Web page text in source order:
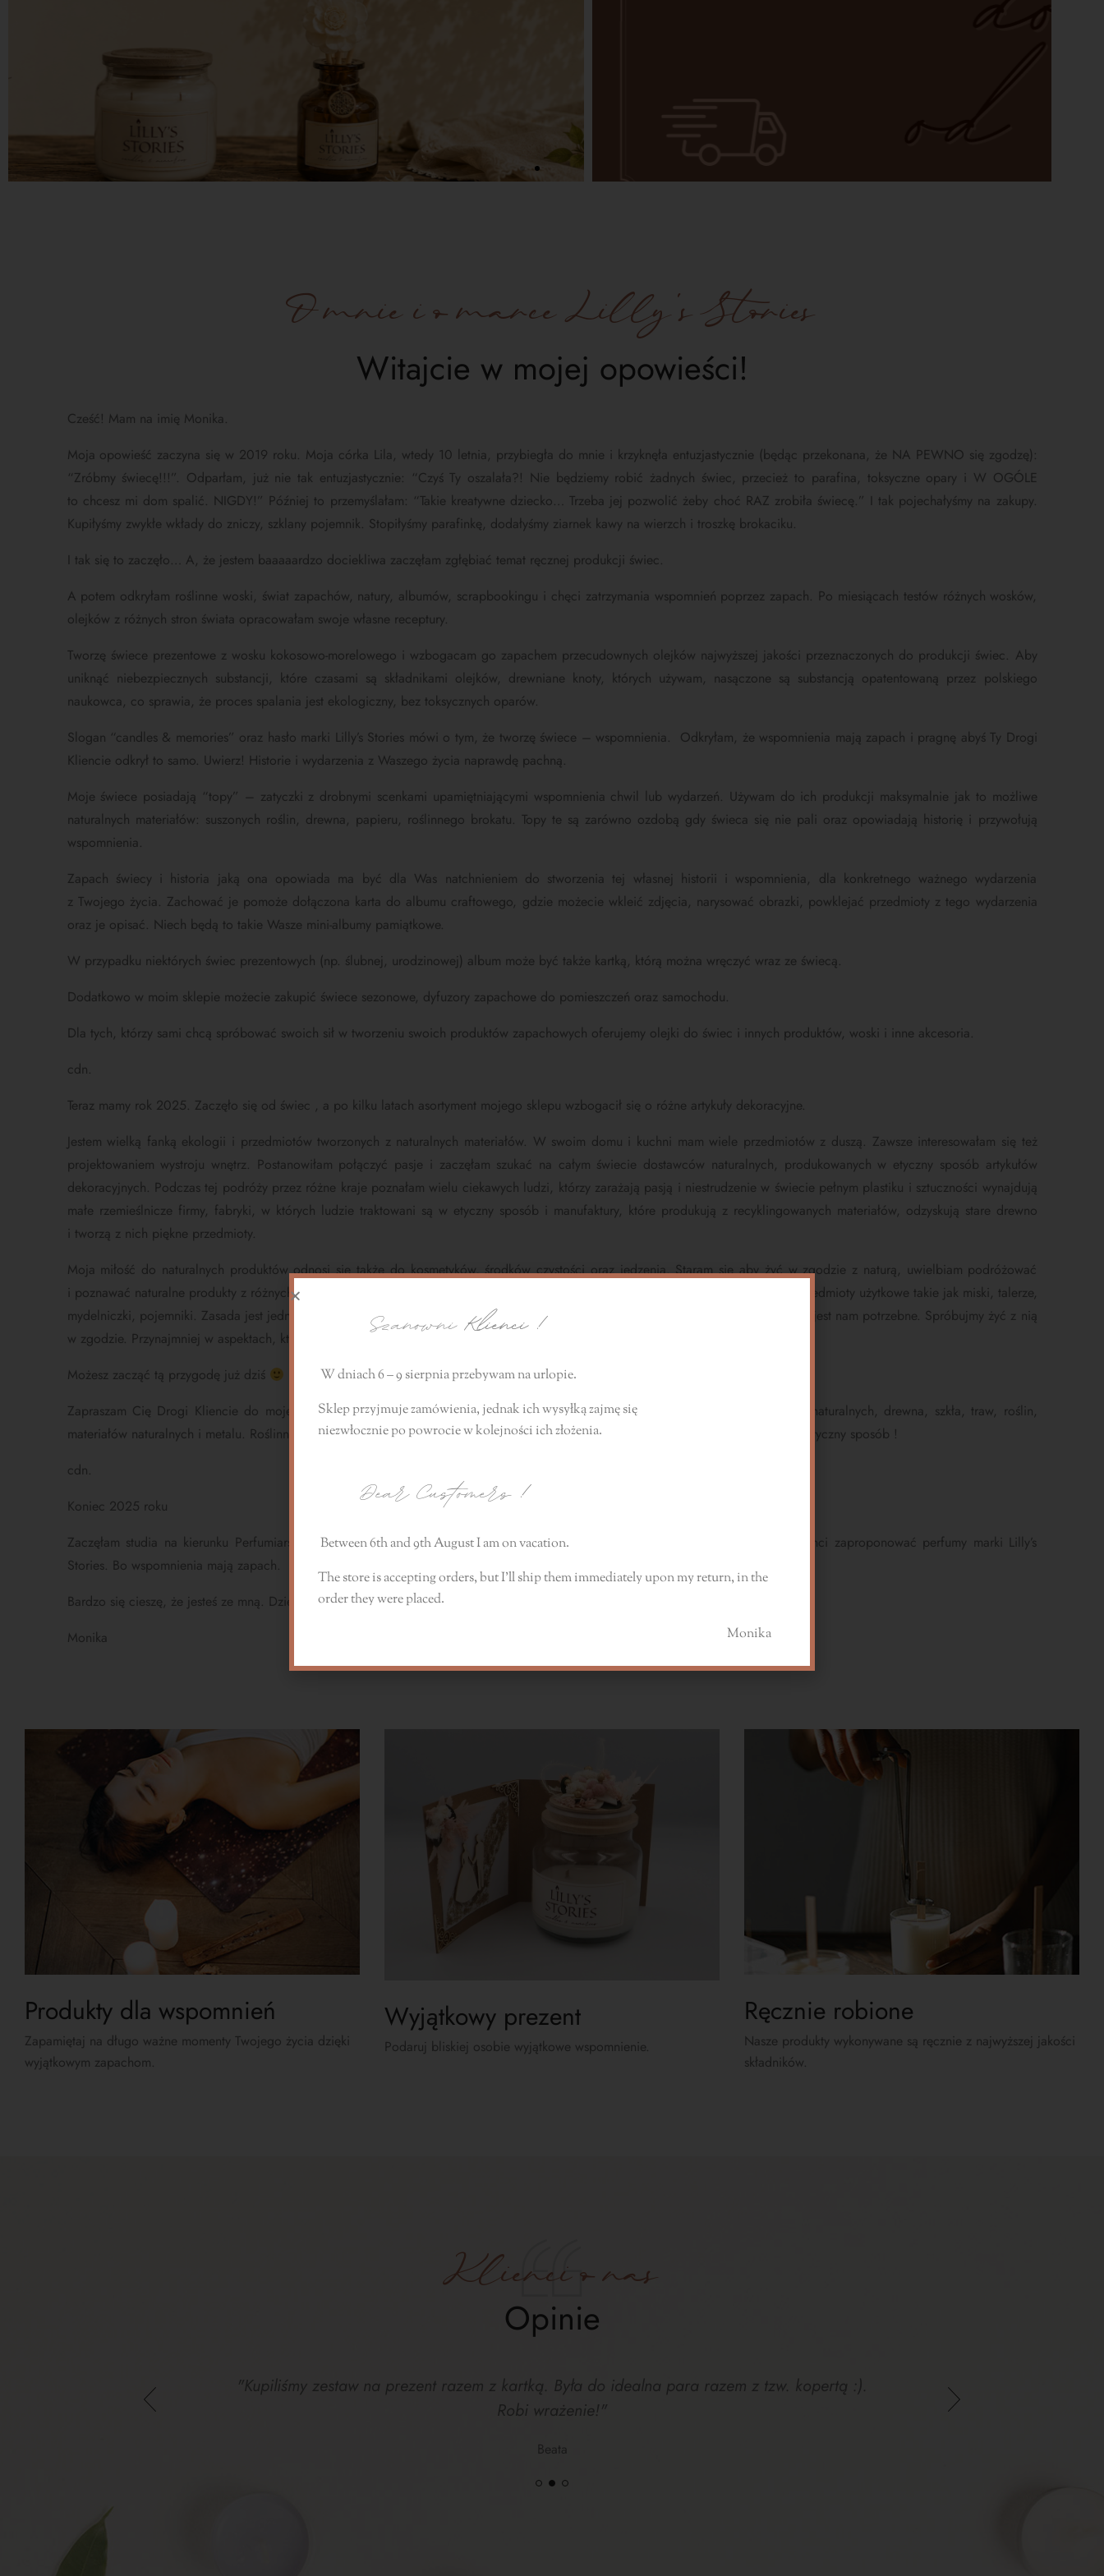
O mnie i o marce Lilly's Stories
Witajcie w mojej opowieści!
Cześć! Mam na imię Monika.
Moja opowieść zaczyna się w 2019 roku. Moja córka Lila, wtedy 10 letnia, przybiegła do mnie i krzyknęła entuzjastycznie (będąc przekonana, że NA PEWNO się zgodzę):
“Zróbmy świecę!!!”. Odparłam, już nie tak entuzjastycznie: “Czyś Ty oszalała?! Nie będziemy robić żadnych świec, przecież to parafina, toksyczne opary i W OGÓLE
to chcesz mi dom spalić. NIGDY!” Później to przemyślałam: “Takie kreatywne dziecko… Trzeba jej pozwolić żeby choć RAZ zrobiła świecę.” I tak pojechałyśmy na zakupy.
Kupiłyśmy zwykłe wkłady do zniczy, szklany pojemnik. Stopiłyśmy parafinkę, dodałyśmy ziarnek kawy na wierzch i troszkę brokaciku.
I tak się to zaczęło… A, że jestem baaaaardzo dociekliwa zaczęłam zgłębiać temat ręcznej produkcji świec.
A potem odkryłam roślinne woski, świat zapachów, natury, albumów, scrapbookingu i chęci zatrzymania wspomnień poprzez zapach. Po miesiącach testów różnych wosków,
olejków z różnych stron świata opracowałam swoje własne receptury.
Tworzę świece prezentowe z wosku kokosowo-morelowego i wzbogacam go zapachem przecudownych olejków najwyższej jakości przeznaczonych do produkcji świec. Aby
uniknąć niebezpiecznych substancji, które czasami są składnikami olejków, drewniane knoty, których używam, nasączone są substancją opatentowaną przez polskiego
naukowca, co sprawia, że proces spalania jest ekologiczny, bez toksycznych oparów.
Slogan “candles & memories” oraz hasło marki Lilly’s Stories mówi o tym, że tworzę świece – wspomnienia. Odkryłam, że wspomnienia mają zapach i pragnę abyś Ty Drogi
Kliencie odkrył to samo. Uwierz! H istorie i wydarzenia z Waszego życia naprawdę pachną.
Moje świece posiadają “topy” – zatyczki z drobnymi scenkami upamiętniającymi wspomnienia chwil lub wydarzeń. Używam do ich produkcji maksymalnie jak to możliwe
naturalnych materiałów: suszonych roślin, drewna, papieru, roślinnego brokatu. Topy te są zarówno ozdobą gdy świeca się nie pali oraz opowiadają historię i przywołują
wspomnienia.
Zapach świecy i historia jaką ona opowiada ma być dla Was natchnieniem do stworzenia tej własnej historii i wspomnienia, dla konkretnego ważnego wydarzenia
z Twojego życia. Zachować je pomoże dołączona karta do albumu craftowego, gdzie możecie wkleić zdjęcia, narysować obrazki, powklejać przedmioty z tego wydarzenia
oraz je opisać. Niech będą to takie Wasze mini-albumy pamiątkowe.
W przypadku niektórych świec prezentowych (np. ślubnej, urodzinowej) album może być także kartką, którą można wręczyć wraz ze świecą.
Dodatkowo w moim sklepie możecie zakupić świece sezonowe, dyfuzory zapachowe do pomieszczeń oraz samochodu.
Dla tych, którzy sami chcą spróbować swoich sił w tworzeniu swoich produktów zapachowych oferujemy olejki do świec i innych produktów, woski i inne akcesoria.
cdn.
Teraz mamy rok 2025. Zaczęło się od świec , a po kilku latach asortyment mojego sklepu wzbogacił się o różne artykuły dekoracyjne.
Jestem wielką fanką ekologii i przedmiotów tworzonych z naturalnych materiałów. W swoim domu i kuchni mam wiele przedmiotów z duszą. Zawsze interesowałam się też
projektowaniem wystroju wnętrz. Postanowiłam połączyć pasje i zaczęłam szukać na całym świecie dostawców naturalnych, produkowanych w etyczny sposób artykułów
dekoracyjnych. Podczas tej podróży przez różne kraje poznałam wielu ciekawych ludzi, którzy zarażają pasją i niestrudzenie w świecie pełnym plastiku i sztuczności wynajdują
małe rzemieślnicze firmy, fabryki, w których ludzie traktowani są w etyczny sposób i manufaktury, które produkują z recyklingowanych materiałów, odzyskują stare drewno
i tworzą z nich piękne przedmioty.
Moja miłość do naturalnych produktów odnosi się także do kosmetyków, środków czystości oraz jedzenia. Staram się aby żyć w zgodzie z naturą, uwielbiam podróżować
i poznawać naturalne produkty z różnych stron świata. Dlatego też w moim sklepie znajdziesz naturalne kosmetyki, olejki eteryczne, przedmioty użytkowe takie jak miski, talerze,
mydelniczki, pojemniki. Zasada jest jedna. Wszystko jest naturalne. Szanujmy naszą Ziemię i swoje ciała. Natura daje nam wszystko co jest nam potrzebne. Spróbujmy żyć z nią
w zgodzie. Przynajmniej w aspektach, które są w naszym zasięgu.
Możesz zacząć tą przygodę już dziś
Zapraszam Cię Drogi Kliencie do mojego sklepu, gdzie każdy przedmiot jest stworzony z naturalnych materiałów: gliny, kamieni naturalnych, drewna, szkła, traw, roślin,
materiałów naturalnych i metalu. Roślinnych wosków, naturalnych olejów, olejków eterycznych, soli. I co najważniejsze
w etyczny sposób !
cdn.
Koniec 2025 roku
Zaczęłam studia na kierunku Perfumiarstwo i kreowanie zapachów. Niesamowita przygoda i w przyszłości chcę Wam drodzy Klienci zaproponować perfumy marki Lilly’s
Stories. Bo wspomnienia mają zapach.
Bardzo się cieszę, że jesteś ze mną. Dziękuję za zaufanie
Monika
Produkty dla wspomnień
Zapamiętaj na długo ważne momenty Twojego życia dzięki
wyjątkowym zapachom.
Wyjątkowy prezent
Podaruj bliskiej osobie wyjątkowe wspomnienie.
Ręcznie robione
Nasze produkty wykonywane są ręcznie z najwyższej jakości
składników.
Klienci o nas
Opinie
"Kupiliśmy zestaw na prezent razem z kartką. Była do idealna para razem z tzw. kopertą :).
Robi wrażenie!"
Beata
SzanowniKlienci !
W dniach 6 – 9 sierpnia przebywam na urlopie.
Sklep przyjmuje zamówienia, jednak ich wysyłką zajmę się
niezwłoczniepo powrociew kolejności ich złożenia.
Dear Customers!
Between 6th and 9th August I am on vacation.
The store is accepting orders, but I’ll ship them immediately upon my return, in the
order they were placed.
Monika